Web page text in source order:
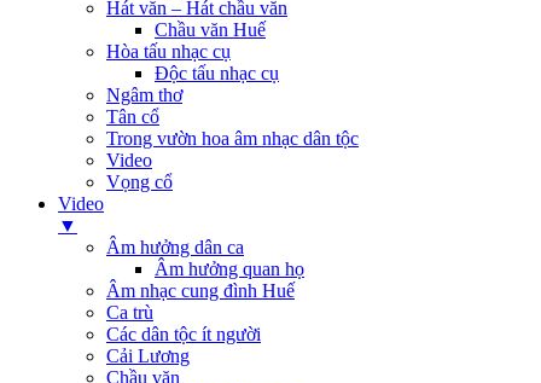
Hát văn – Hát chầu văn
Chầu văn Huế
Hòa tấu nhạc cụ
Độc tấu nhạc cụ
Ngâm thơ
Tân cổ
Trong vườn hoa âm nhạc dân tộc
Video
Vọng cổ
Video
▼
Âm hưởng dân ca
Âm hưởng quan họ
Âm nhạc cung đình Huế
Ca trù
Các dân tộc ít người
Cải Lương
Chầu văn